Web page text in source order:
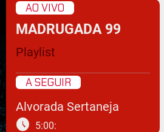
AO VIVO
MADRUGADA 99
Playlist
A SEGUIR
Alvorada Sertaneja
schedule 5:00: